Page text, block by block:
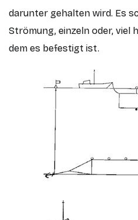
darunter gehalten wird. Es
Strömung, einzeln oder, viel
dem es befestigt ist.